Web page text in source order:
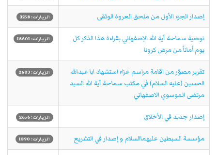
إصدار الجزء الأول من ملحق العروة الوثقى الزيارات: 3258
توصية سماحة آية الله الإصفهاني بقراءة هذا الذكر كل
يوم أماناً من مرض كرونا
الزيارات: 18601
تقرير مصوّر من اقامة مراسم عزاء استشهاد ابا عبدالله
الحسين (عليه السلام) في مكتب سماحة آية الله السيد
مرتضى الموسوي الاصفهاني
الزيارات: 2603
إصدار جديد في الأخلاق الزيارات: 2656
مؤسسة السبطين عليهماالسلام و إصدار في التشريع الزيارات: 1890